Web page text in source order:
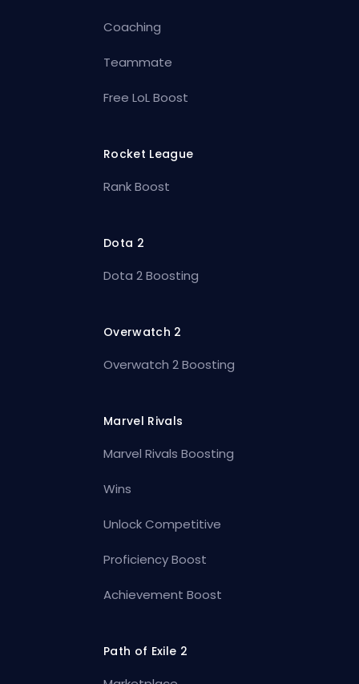
Coaching
Teammate
Free LoL Boost
Rocket League
Rank Boost
Dota 2
Dota 2 Boosting
Overwatch 2
Overwatch 2 Boosting
Marvel Rivals
Marvel Rivals Boosting
Wins
Unlock Competitive
Proficiency Boost
Achievement Boost
Path of Exile 2